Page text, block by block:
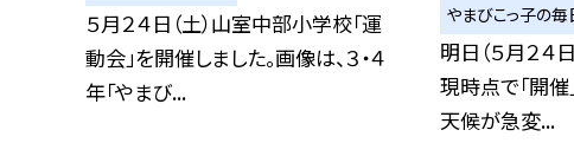
５月２４日（土）山室中部小学校「運
動会」を開催しました。画像は、３・４
年「やまび...
やまびこっ子の毎
明日（５月２４
現時点で「開催
天候が急変...